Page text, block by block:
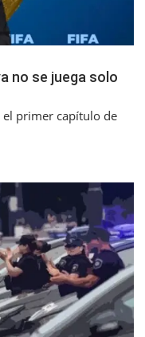
no se juega solo
el primer capítulo de